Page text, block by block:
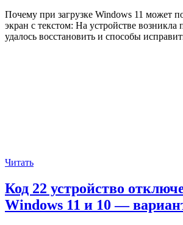
Почему при загрузке Windows 11 может
экран с текстом: На устройстве возникла
удалось восстановить и способы
Читать
Код 22 устройство
Windows 11 и 10 —